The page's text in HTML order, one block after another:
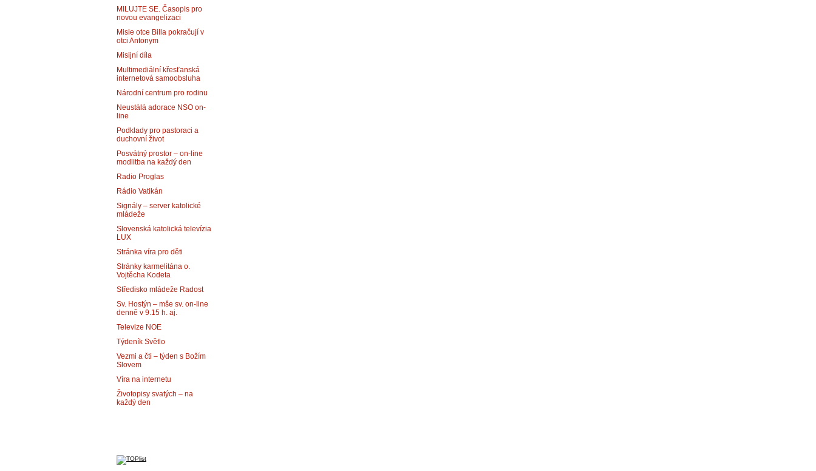
MILUJTE SE. Časopis pro
novou evangelizaci
Misie otce Billa pokračují v
otci Antonym
Misijní díla
Multimediální křesťanská
internetová samoobsluha
Národní centrum pro rodinu
Neustálá adorace NSO on-
line
Podklady pro pastoraci a
duchovní život
Posvátný prostor – on-line
modlitba na každý den
Radio Proglas
Rádio Vatikán
Signály – server katolické
mládeže
Slovenská katolická televízia
LUX
Stránka víra pro děti
Stránky karmelitána o.
Vojtěcha Kodeta
Středisko mládeže Radost
Sv. Hostýn – mše sv. on-line
denně v 9.15 h. aj.
Televize NOE
Týdeník Světlo
Vezmi a čti – týden s Božím
Slovem
Víra na internetu
Životopisy svatých – na
každý den